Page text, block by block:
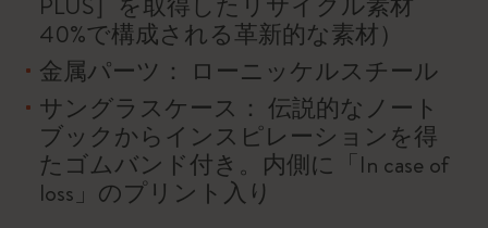
40%で構成される革新的な素材）
金属パーツ： ローニッケルスチール
サングラスケース： 伝説的なノート
ブックからインスピレーションを得
たゴムバンド付き。内側に「In case of
loss」のプリント入り